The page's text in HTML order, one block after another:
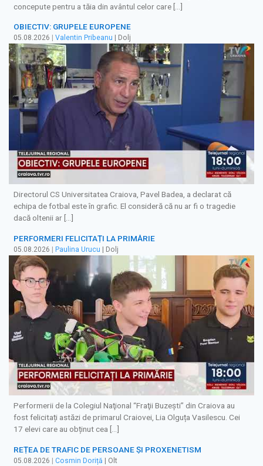
concepute pentru a tăia din avântul celor care […]
OBIECTIV: GRUPELE EUROPENE
05.08.2026 Valentin Pribeanu | Dolj
Directorul CS Universitatea Craiova, Pavel Badea, a declarat că
echipa de fotbal este în grafic. El consideră că nu ar fi o tragedie
dacă oltenii ar […]
PERFORMERI FELICITAȚI LA PRIMĂRIE
05.08.2026 | Paulina Urucu | Dolj
Performerii de la Colegiul Naţional “Fraţii Buzeşti” din Craiova au
fost felicitați astăzi de primarul Craiovei, Lia Olguța Vasilescu. Cei
17 elevi care au obținut cea […]
REȚEA DE TRAFIC DE PERSOANE ȘI PROXENETISM
05.08.2026 Cosmin Doriță | Olt